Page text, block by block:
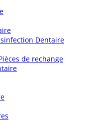
Dentaire
de rechange